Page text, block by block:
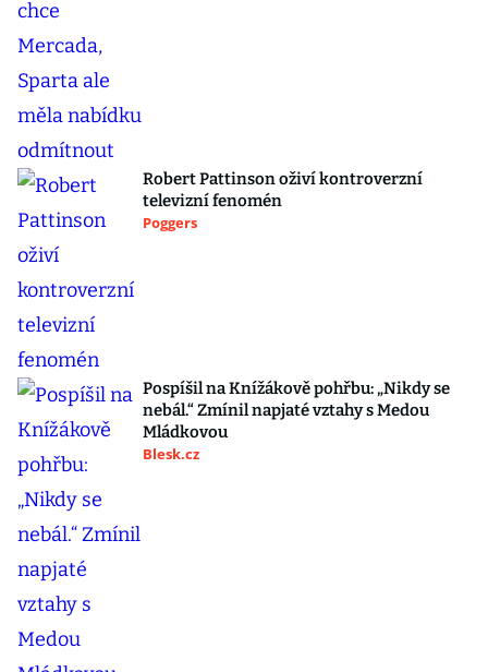
Robert Pattinson oživí kontroverzní
televizní fenomén
Poggers
Pospíšil na Knížákově pohřbu: „Nikdy se
nebál.“ Zmínil napjaté vztahy s Medou
Mládkovou
Blesk.cz